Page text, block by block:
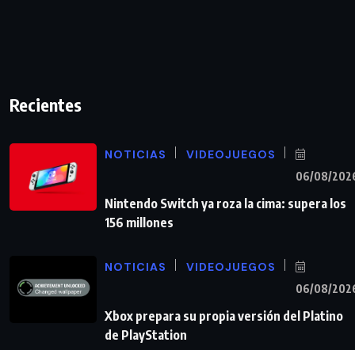
Recientes
NOTICIAS VIDEOJUEGOS
06/08/
Nintendo Switch ya roza la cima: supera los
156 millones
NOTICIAS VIDEOJUEGOS
06/08/
Xbox prepara su propia versión del Platino
de PlayStation